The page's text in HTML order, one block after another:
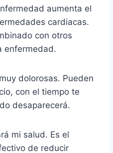
aumenta el
cardiacas.
con otros
enfermedad.
dolorosas. Pueden
con el tiempo te
desaparecerá.
mi salud. Es el
de reducir